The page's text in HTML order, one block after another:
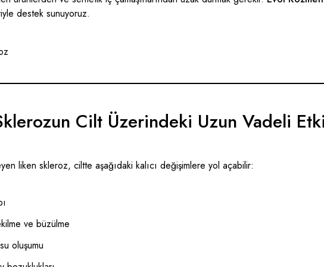
destek sunuyoruz.
Cilt Üzerindeki Uzun Vadeli
liken skleroz, ciltte aşağıdaki kalıcı değişimlere yol açabilir:
ve büzülme
oluşumu